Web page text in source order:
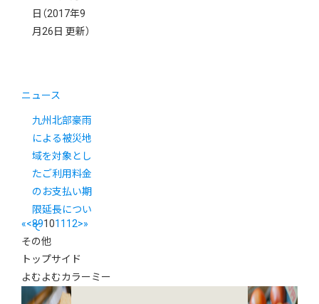
日 （2017年9
月26日 更新）
ニュース
九州北部豪雨
による被災地
域を対象とし
たご利用料金
のお支払い期
限延長につい
て
«<891011 12>»
その他
トップサイド
よむよむカラーミー